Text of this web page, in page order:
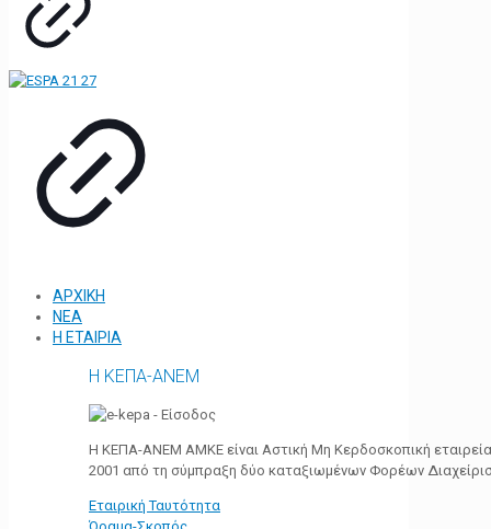
ΑΡΧΙΚΗ
ΝΕΑ
Η ΕΤΑΙΡΙΑ
Η ΚΕΠΑ-ΑΝΕΜ
Η ΚΕΠΑ-ΑΝΕΜ ΑΜΚΕ είναι Αστική Μη Κερδοσκοπική
2001 από τη σύμπραξη δύο καταξιωμένων Φορέων
Εταιρική Ταυτότητα